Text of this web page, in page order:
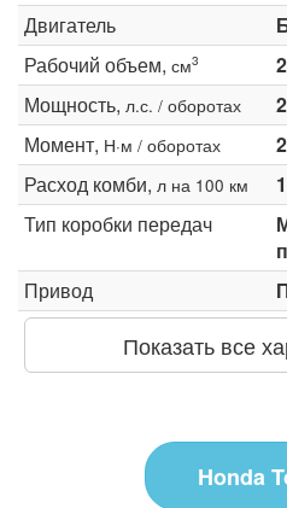
Двигатель
Рабочий объем, см3
Мощность, л.с. / оборотах
Момент, Н·м / оборотах
Расход комби, л на 100 км
Тип коробки передач
Привод
Показать все
Honda